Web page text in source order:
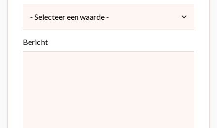
Bericht